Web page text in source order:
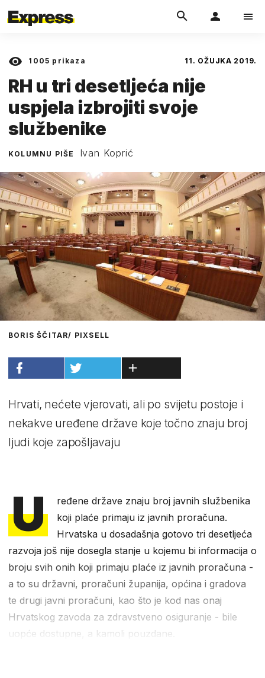
1005 prikaza 11. OŽUJKA 2019.
RH u tri desetljeća nije
uspjela izbrojiti svoje
službenike
KOLUMNU PIŠE Ivan Koprić
BORIS ŠČITAR/ PIXSELL
Hrvati, nećete vjerovati, ali po svijetu postoje i
nekakve uređene države koje točno znaju broj
ljudi koje zapošljavaju
U
ređene države znaju broj javnih službenika
koji plaće primaju iz javnih proračuna.
Hrvatska u dosadašnja gotovo tri desetljeća
razvoja još nije dosegla stanje u kojemu bi informacija o
broju svih onih koji primaju plaće iz javnih proračuna -
a to su državni, proračuni županija, općina i gradova
te drugi javni proračuni, kao što je kod nas onaj
Hrvatskog zavoda za zdravstveno osiguranje - bile
uopće dostupne, a kamoli pouzdane.